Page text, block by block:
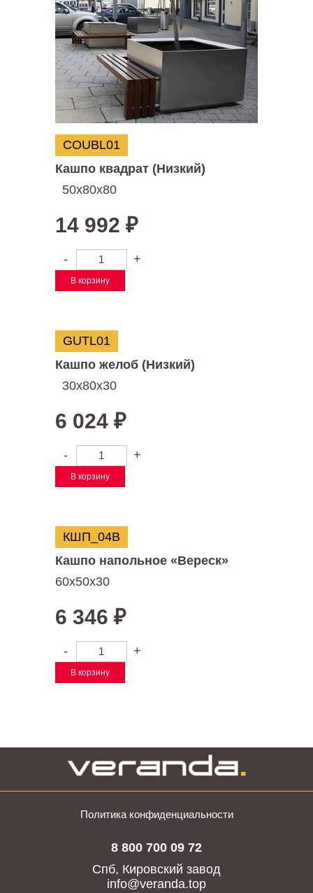
COUBL01
Кашпо квадрат (Низкий)
50х80х80
14 992 ₽
- +
В корзину
GUTL01
Кашпо желоб (Низкий)
30х80х30
6 024 ₽
- +
В корзину
КШП_04В
Кашпо напольное «Вереск»
60х50х30
6 346 ₽
- +
В корзину
Политика конфиденциальности
8 800 700 09 72
Спб, Кировский завод
info@veranda.top